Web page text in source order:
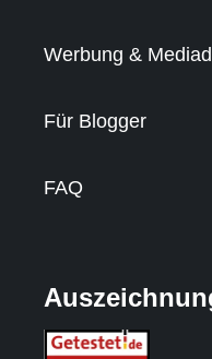
Werbung &
Für Blogger
FAQ